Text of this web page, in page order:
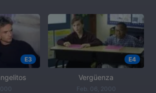
E3 E4
Vergüenza
Feb. 06, 2000